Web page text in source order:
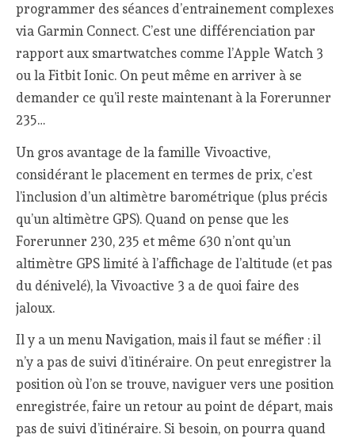
programmer des séances d’entrainement complexes
via Garmin Connect. C’est une différenciation par
rapport aux smartwatches comme l’Apple Watch 3
ou la Fitbit Ionic. On peut même en arriver à se
demander ce qu’il reste maintenant à la Forerunner
235…
Un gros avantage de la famille Vivoactive,
considérant le placement en termes de prix, c’est
l’inclusion d’un altimètre barométrique (plus précis
qu’un altimètre GPS). Quand on pense que les
Forerunner 230, 235 et même 630 n’ont qu’un
altimètre GPS limité à l’affichage de l’altitude (et pas
du dénivelé), la Vivoactive 3 a de quoi faire des
jaloux.
Il y a un menu Navigation, mais il faut se méfier : il
n’y a pas de suivi d’itinéraire. On peut enregistrer la
position où l’on se trouve, naviguer vers une position
enregistrée, faire un retour au point de départ, mais
pas de suivi d’itinéraire. Si besoin, on pourra quand